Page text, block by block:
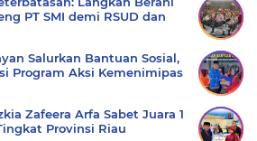
PT SMI demi RSUD dan
Salurkan Bantuan Sosial,
Program Aksi Kemenimipas
Zafeera Arfa Sabet Juara 1
Provinsi Riau